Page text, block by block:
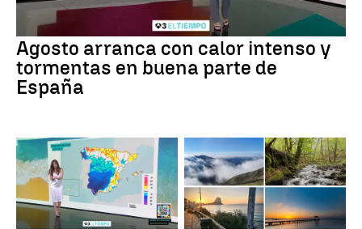
Agosto arranca con calor intenso y
tormentas en buena parte de
España